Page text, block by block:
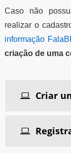
Caso não
realizar o
informação
criação de uma
Criar